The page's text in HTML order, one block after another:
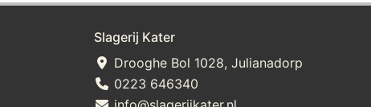
Slagerij Kater
Drooghe Bol 1028, Julianadorp
0223 646340